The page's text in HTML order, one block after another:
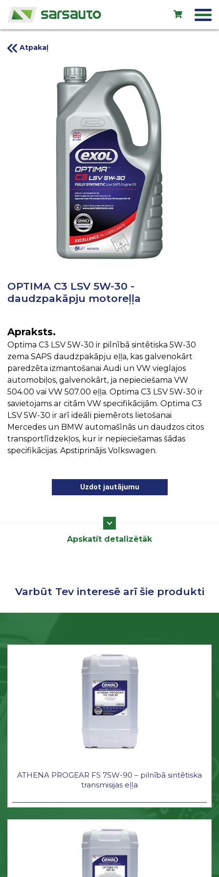
Autoserviss
Noma
Veikals
Jauni auto
Lietoti auto
Kontakti
LV EN RU
Atpakaļ
OPTIMA C3 LSV 5W-30 -
daudzpakāpju motoreļļa
Apraksts.
Optima C3 LSV 5W-30 ir pilnībā sintētiska 5W-30
zema SAPS daudzpakāpju eļļa, kas galvenokārt
paredzēta izmantošanai Audi un VW vieglajos
automobiļos, galvenokārt, ja nepieciešama VW
504.00 vai VW 507.00 eļļa. Optima C3 LSV 5W-30 ir
savietojams ar citām VW specifikācijām. Optima C3
LSV 5W-30 ir arī ideāli piemērots lietošanai
Mercedes un BMW automašīnās un daudzos citos
transportlīdzekļos, kur ir nepieciešamas šādas
specifikācijas. Apstiprinājis Volkswagen.
Uzdot jautājumu
Apskatīt detalizētāk
Varbūt Tev interesē arī šie produkti
ATHENA PROGEAR FS 75W-90 – pilnībā sintētiska
transmisijas eļļa